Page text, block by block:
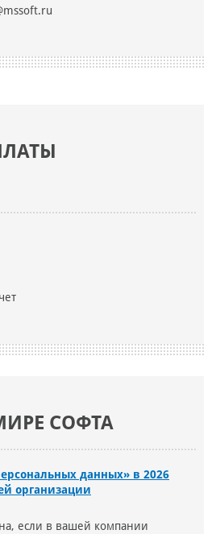
СОФТА
данных» в 2026
организации
если в вашей компании